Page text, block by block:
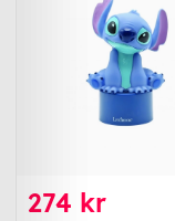
274 kr